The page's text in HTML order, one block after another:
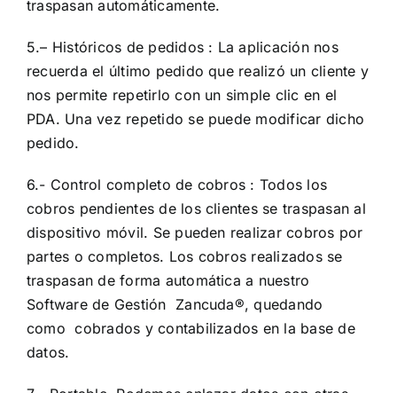
traspasan automáticamente.
5.– Históricos de pedidos : La aplicación nos
recuerda el último pedido que realizó un cliente y
nos permite repetirlo con un simple clic en el
PDA. Una vez repetido se puede modificar dicho
pedido.
6.- Control completo de cobros : Todos los
cobros pendientes de los clientes se traspasan al
dispositivo móvil. Se pueden realizar cobros por
partes o completos. Los cobros realizados se
traspasan de forma automática a nuestro
Software de Gestión Zancuda®, quedando
como cobrados y contabilizados en la base de
datos.